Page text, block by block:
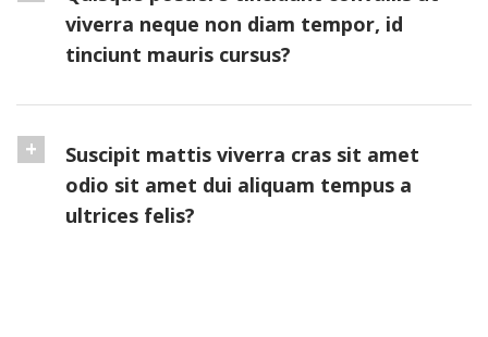
viverra neque non diam tempor, id
tinciunt mauris cursus?
Suscipit mattis viverra cras sit amet
odio sit amet dui aliquam tempus a
ultrices felis?